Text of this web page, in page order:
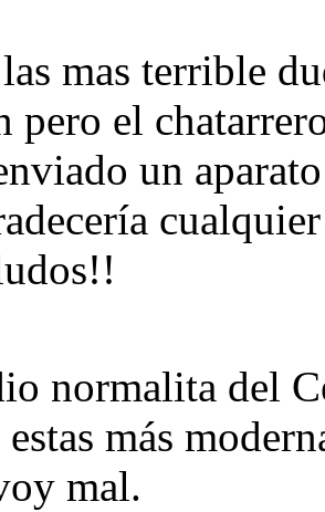
mas terrible
pero el
un
normalita del
más
mal.